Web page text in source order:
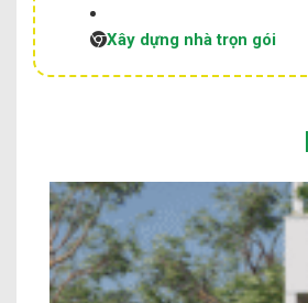
Xây dựng nhà trọn gói